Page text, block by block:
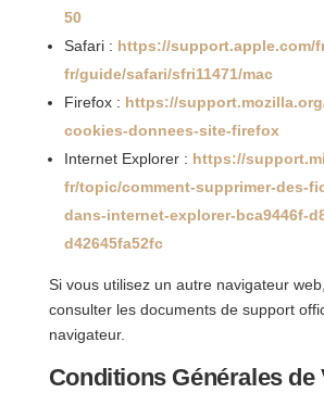
50
Safari : https://support.apple.com/
fr/guide/safari/sfri11471/mac
Firefox : https://
cookies-donnees-site-firefox
Internet Explorer : https://
fr/topic/comment-supprimer-des-
dans-internet-explorer-bca9446f-
d42645fa52fc
Si vous utilisez un autre navigateur
consulter les documents de support
navigateur.
Conditions Générales de